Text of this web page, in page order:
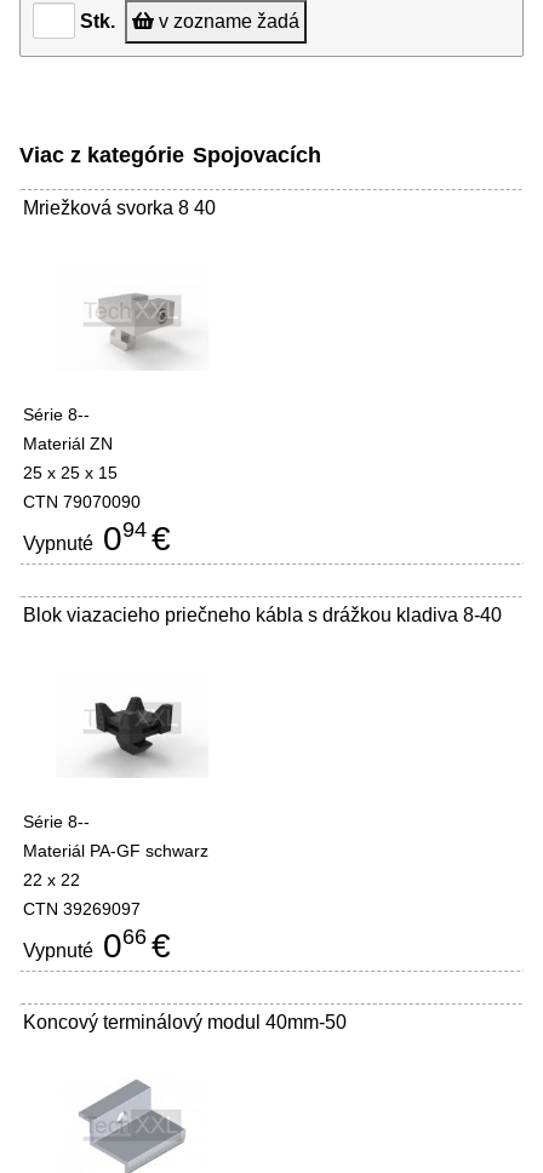
Stk. v zozname žadá
Viac z kategórie Spojovacích
Mriežková svorka 8 40
Série 8--
Materiál ZN
25 x 25 x 15
CTN 79070090
Vypnuté 094 €
Blok viazacieho priečneho kábla s drážkou kladiva 8-40
Série 8--
Materiál PA-GF schwarz
22 x 22
CTN 39269097
Vypnuté 066 €
Koncový terminálový modul 40mm-50